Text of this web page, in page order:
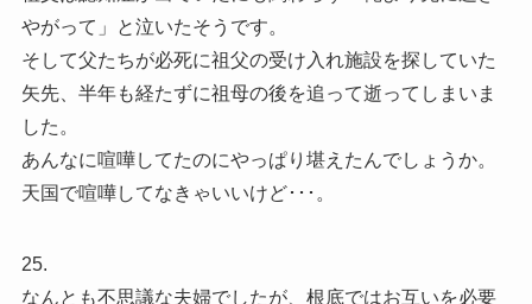
やがって」と泣いたそうです。
そして父たちが必死に祖父の受け入れ施設を探していた
矢先、半年も経たずに祖母の後を追って逝ってしまいま
した。
あんなに喧嘩してたのにやっぱり堪えたんでしょうか。
天国で喧嘩してなきゃいいけど･･･。
25.
なんとも不思議な夫婦でしたが、根底ではお互いを必要